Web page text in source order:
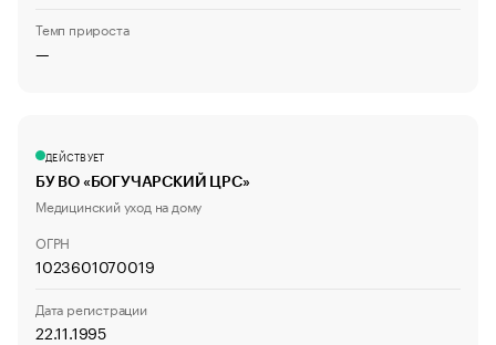
Темп прироста
—
ДЕЙСТВУЕТ
БУ ВО «БОГУЧАРСКИЙ ЦРС»
Медицинский уход на дому
ОГРН
1023601070019
Дата регистрации
22.11.1995